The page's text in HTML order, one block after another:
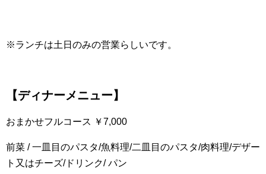
※ランチは土日のみの営業らしいです。
【ディナーメニュー】
おまかせフルコース ￥7,000
前菜 / 一皿目のパスタ/魚料理/二皿目のパスタ/肉料理/デザー
ト又はチーズ/ドリンク/ パン